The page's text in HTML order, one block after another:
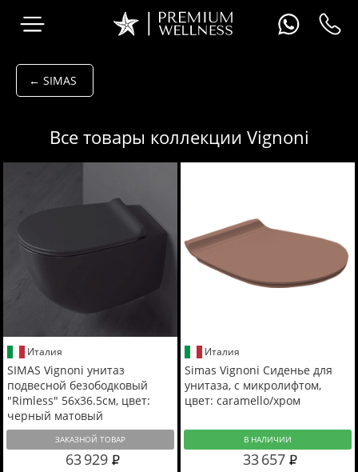
← SIMAS
Все товары коллекции Vignoni
Италия
SIMAS Vignoni унитаз
подвесной безободковый
"Rimless" 56х36.5см, цвет:
черный матовый
ЗАКАЗНОЙ ТОВАР
63 929
Италия
Simas Vignoni Сиденье для
унитаза, с микролифтом,
цвет: caramello/хром
В НАЛИЧИИ
33 657